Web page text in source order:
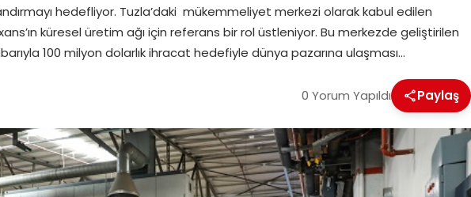
hedefliyor. Tuzla’daki mükemmeliyet merkezi olarak kabul edilen
küresel üretim ağı için referans bir rol üstleniyor. Bu merkezde geliştirilen
100 milyon dolarlık ihracat hedefiyle dünya pazarına ulaşması…
0 Yorum Yapıldı Paylaş